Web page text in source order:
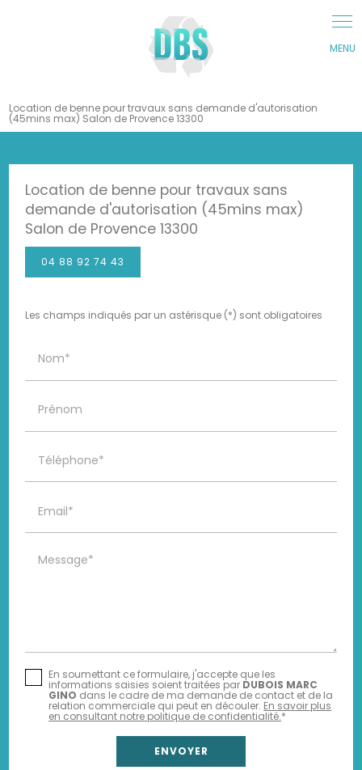
Location de benne pour travaux sans demande d'autorisation
(45mins max) Salon de Provence 13300
Location de benne pour travaux sans
demande d'autorisation (45mins max)
Salon de Provence 13300
04 88 92 74 43
Les champs indiqués par un astérisque (*) sont obligatoires
Nom*
Prénom
Téléphone*
Email*
Message*
En soumettant ce formulaire, j'accepte que les
informations saisies soient traitées par DUBOIS MARC
GINO dans le cadre de ma demande de contact et de la
relation commerciale qui peut en découler. En savoir plus
en consultant notre politique de confidentialité.*